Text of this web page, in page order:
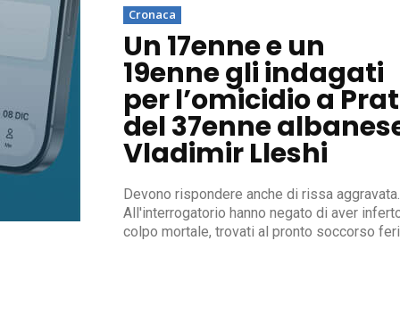
Cronaca
Un 17enne e un
19enne gli indagati
per l’omicidio a
del 37enne
Vladimir Lleshi
Devono rispondere anche di rissa aggravata.
All'interrogatorio hanno negato di aver
colpo mortale, trovati al pronto soccorso